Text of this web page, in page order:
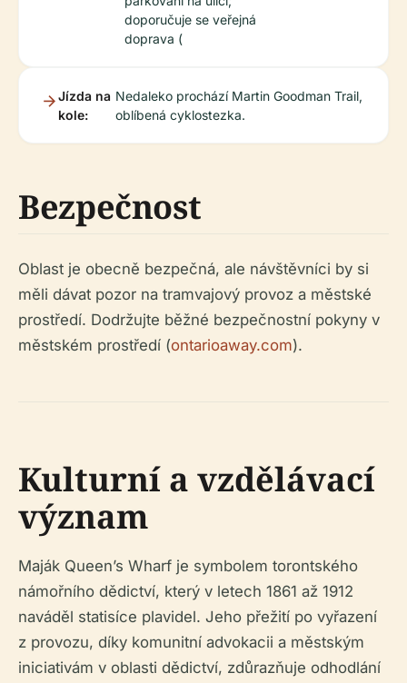
doporučuje se veřejná
doprava (
Jízda na
kole:
Nedaleko prochází Martin Goodman Trail,
oblíbená cyklostezka.
Bezpečnost
Oblast je obecně bezpečná, ale návštěvníci by si
měli dávat pozor na tramvajový provoz a městské
prostředí. Dodržujte běžné bezpečnostní pokyny v
městském prostředí (ontarioaway.com).
Kulturní a vzdělávací
význam
Maják Queen’s Wharf je symbolem torontského
námořního dědictví, který v letech 1861 až 1912
naváděl statisíce plavidel. Jeho přežití po vyřazení
z provozu, díky komunitní advokacii a městským
iniciativám v oblasti dědictví, zdůrazňuje odhodlání